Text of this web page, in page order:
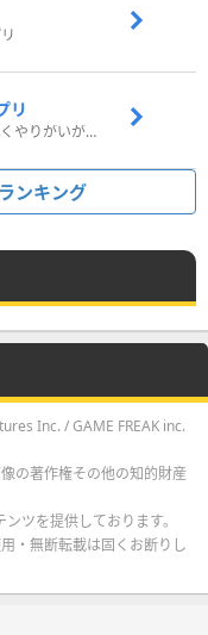
リ
ペットを育ってポイ活しよう！可愛くやりがいがある新感覚アプリ
ンキング
Inc. / GAME FREAK inc.
の著作権その他の知的財産
ツを提供しております。
・無断転載は固くお断りし